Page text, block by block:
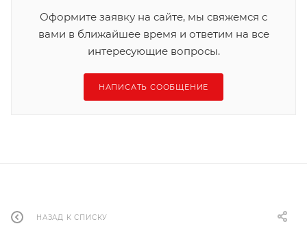
Оформите заявку на сайте, мы свяжемся с
вами в ближайшее время и ответим на все
интересующие вопросы.
НАПИСАТЬ СООБЩЕНИЕ
НАЗАД К СПИСКУ